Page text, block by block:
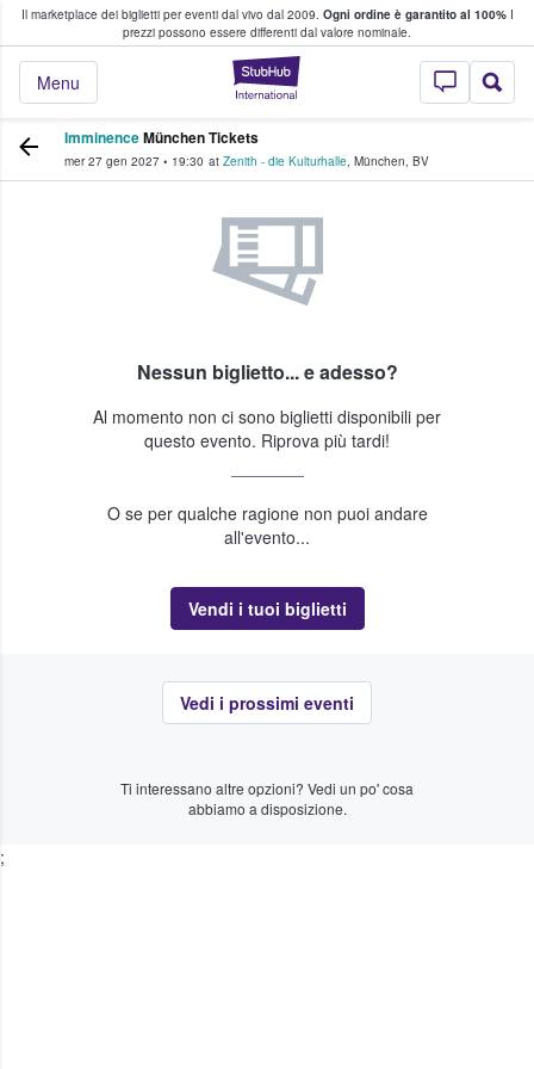
Il marketplace dei biglietti per eventi dal vivo dal 2009. Ogni ordine è garantito al 100%I
prezzi possono essere differenti dal valore nominale.
StubHub - Dove
Menu
fan comprano e vendono biglietti
ImminenceMünchen Tickets
mer 27 gen 2027 • 19:30 at Zenith - die Kulturhalle, München, BV
Nessun biglietto... e adesso?
Al momento non ci sono biglietti disponibili per
questo evento. Riprova più tardi!
O se per qualche ragione non puoi andare
all'evento...
Vendi i tuoi biglietti
Vedi i prossimi eventi
Ti interessano altre opzioni? Vedi un po' cosa
abbiamo a disposizione.
;